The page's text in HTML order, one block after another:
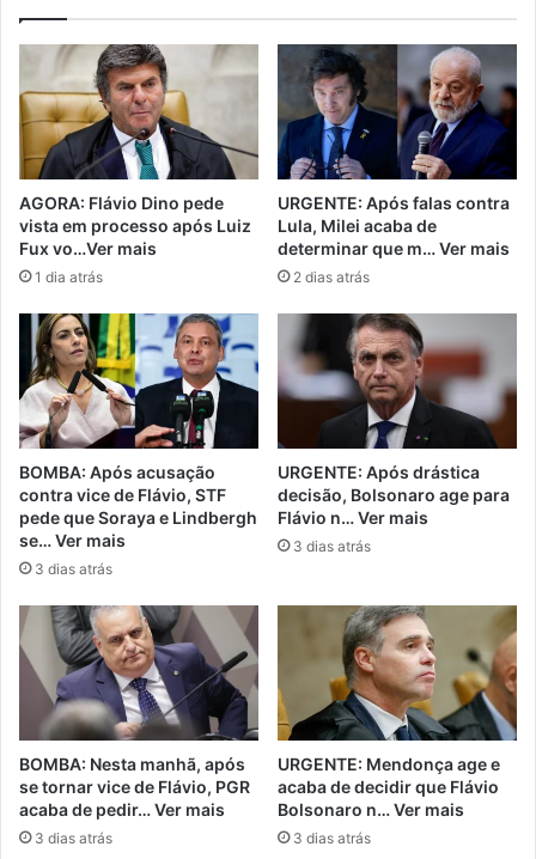
AGORA: Flávio Dino pede
vista em processo após Luiz
Fux vo…Ver mais
1 dia atrás
URGENTE: Após falas contra
Lula, Milei acaba de
determinar que m… Ver mais
2 dias atrás
BOMBA: Após acusação
contra vice de Flávio, STF
pede que Soraya e Lindbergh
se… Ver mais
3 dias atrás
URGENTE: Após drástica
decisão, Bolsonaro age para
Flávio n… Ver mais
3 dias atrás
BOMBA: Nesta manhã, após
se tornar vice de Flávio, PGR
acaba de pedir… Ver mais
3 dias atrás
URGENTE: Mendonça age e
acaba de decidir que Flávio
Bolsonaro n… Ver mais
3 dias atrás